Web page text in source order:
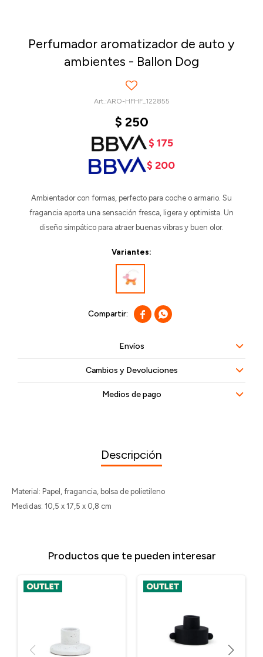
Perfumador aromatizador de auto y
ambientes - Ballon Dog
ARO-HFHF_122855
$ 250
$ 175
$ 200
Ambientador con formas, perfecto para coche o armario. Su
fragancia aporta una sensación fresca, ligera y optimista. Un
diseño simpático para atraer buenas vibras y buen olor.
Variantes:
 
Envíos
Cambios y Devoluciones
Medios de pago
Descripción
Material: Papel, fragancia, bolsa de polietileno
Medidas: 10,5 x 17,5 x 0,8 cm
Productos que te pueden interesar